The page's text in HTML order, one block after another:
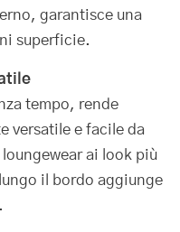
garantisce una
superficie.
tempo, rende
versatile e facile da
ai look più
il bordo aggiunge